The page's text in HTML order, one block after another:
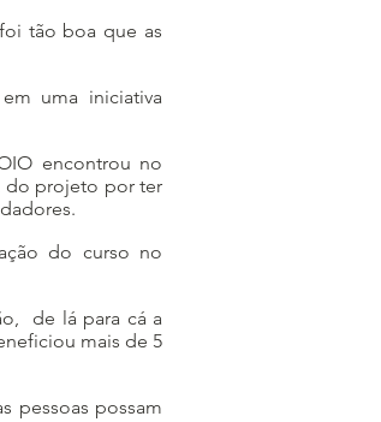
tão boa que as
uma iniciativa
encontrou no
do projeto por ter
do curso no
de lá para cá a
mais de 5
pessoas possam